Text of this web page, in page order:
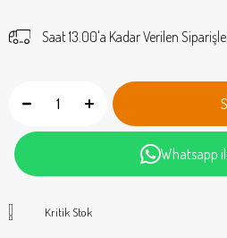
Saat 13.00'a Kadar Verilen
Whatsapp
Kritik Stok